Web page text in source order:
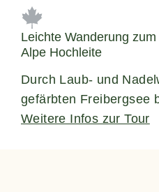
Leichte Wanderung
Alpe Hochleite
Durch Laub- und
gefärbten Freibergsee
Weitere Infos zur Tour